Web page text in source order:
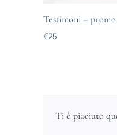
Testimoni –
€25
Ti è piaciuto